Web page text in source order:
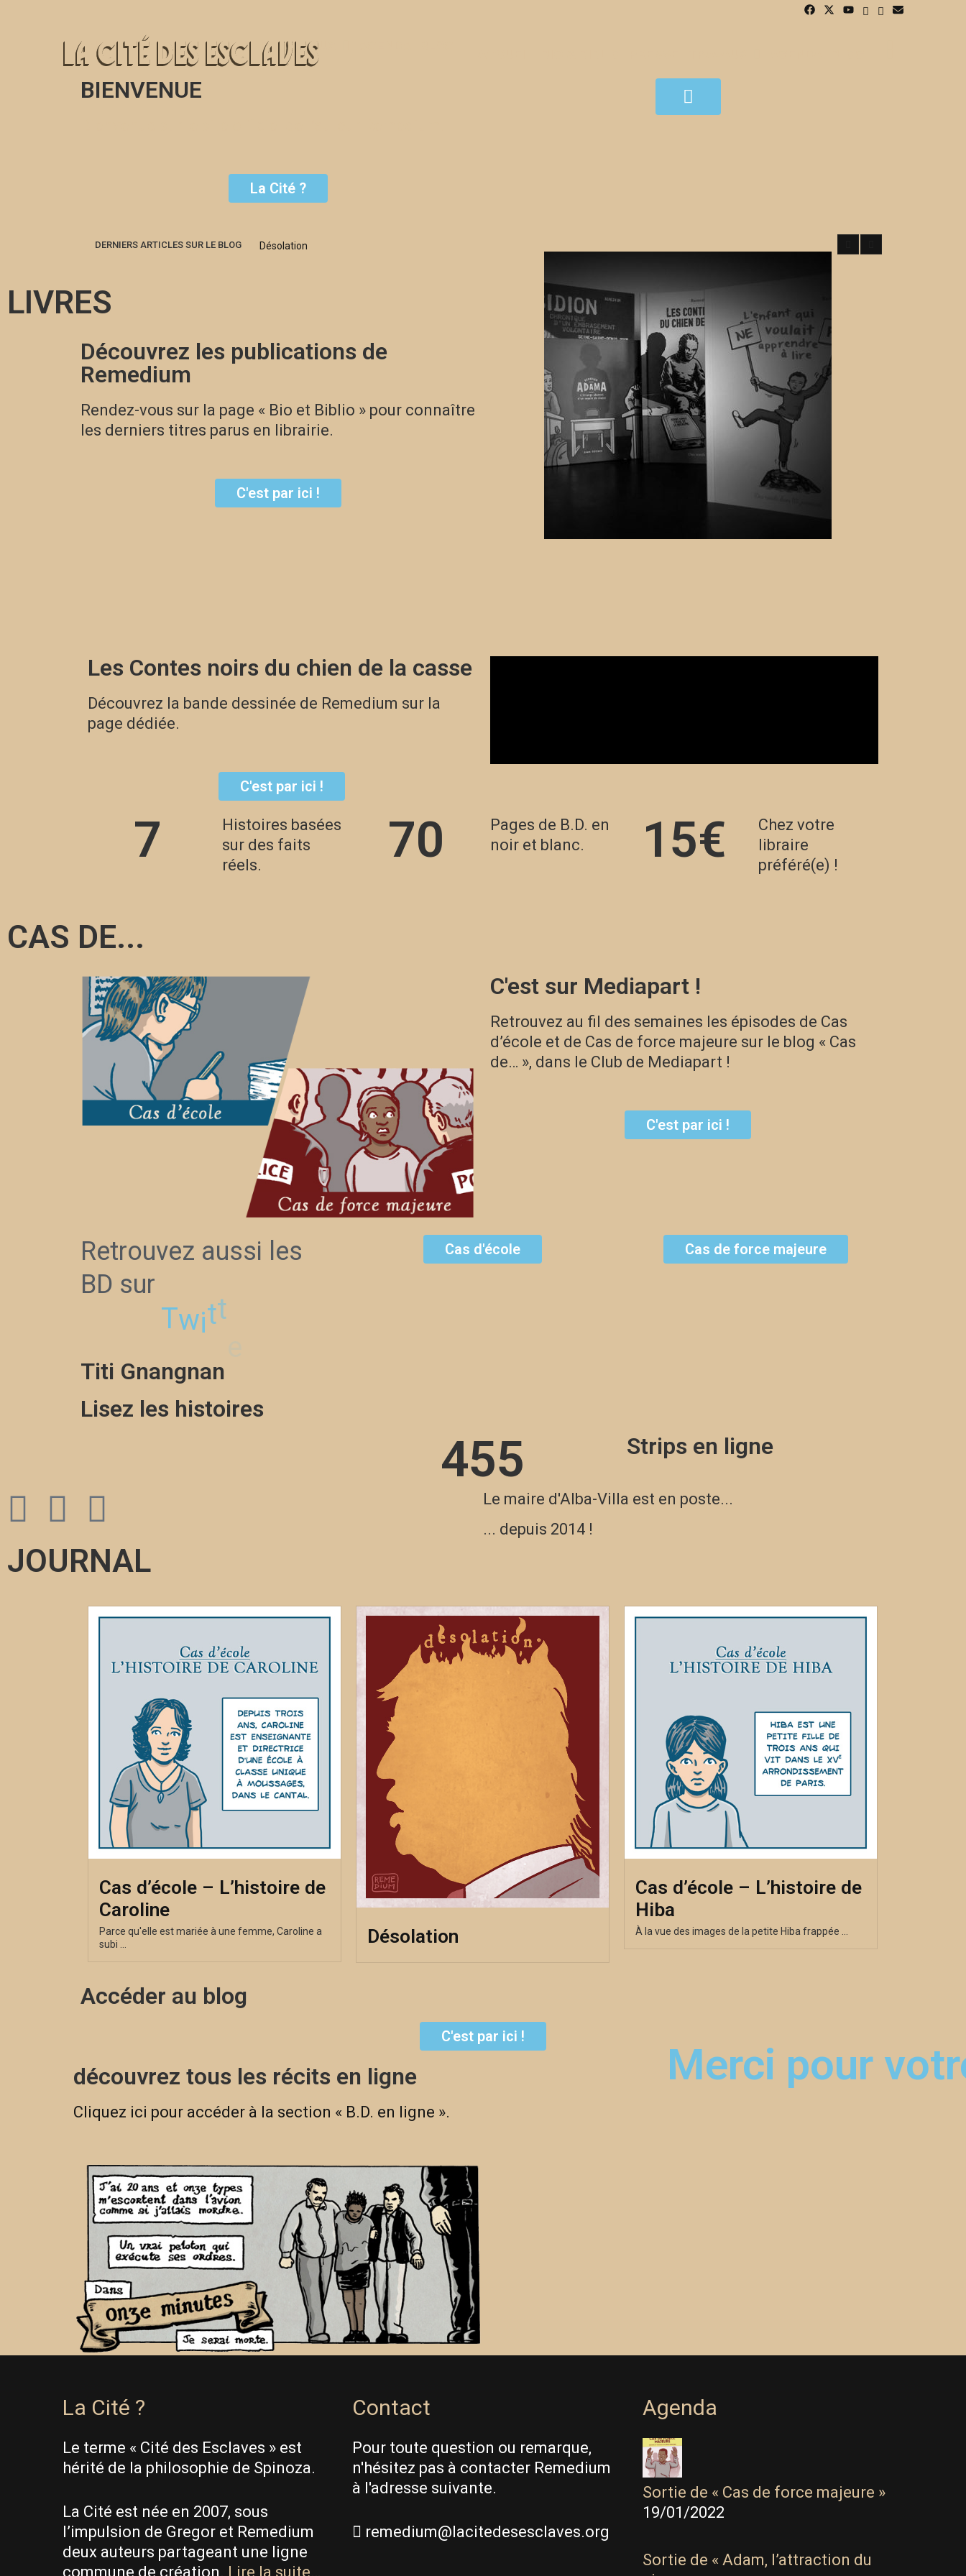
ACCUEIL BIO & BIBLIO PRESSE TRAVAUX
BIENVENUE
La Cité ?
DERNIERS ARTICLES SUR LE BLOG Désolation
LIVRES
Découvrez les publications de
Remedium
Rendez-vous sur la page « Bio et Biblio » pour connaître
les derniers titres parus en librairie.
C'est par ici !
Les Contes noirs du chien de la casse
Découvrez la bande dessinée de Remedium sur la
page dédiée.
C'est par ici !
C'est parti !
7
Histoires basées
sur des faits
réels.
70
Pages de B.D. en
noir et blanc.
15€
Chez votre
libraire
préféré(e) !
CAS DE...
C'est sur Mediapart !
Retrouvez au fil des semaines les épisodes de Cas
d’école et de Cas de force majeure sur le blog « Cas
de… », dans le Club de Mediapart !
C'est par ici !
Retrouvez aussi les
BD sur
Twitt
Cas d'école
Cas de force majeure
Titi Gnangnan
Lisez les histoires
455 Strips en ligne
Le maire d'Alba-Villa est en poste...
... depuis 2014 !
JOURNAL
Cas d’école – L’histoire de
Caroline
Parce qu'elle est mariée à une femme, Caroline a
subi ...
Désolation
Cas d’école – L’histoire de
Hiba
À la vue des images de la petite Hiba frappée ...
Accéder au blog
C'est par ici !
découvrez tous les récits en ligne
Cliquez ici pour accéder à la section « B.D. en ligne ».
Merci pour
La Cité ?
Le terme « Cité des Esclaves » est
hérité de la philosophie de Spinoza.
La Cité est née en 2007, sous
l’impulsion de Gregor et Remedium
deux auteurs partageant une ligne
commune de création. Lire la suite…
Contact
Pour toute question ou remarque,
n'hésitez pas à contacter Remedium
à l'adresse suivante.
remedium@lacitedesesclaves.org
Agenda
Sortie de « Cas de force majeure »
19/01/2022
Sortie de « Adam, l’attraction du